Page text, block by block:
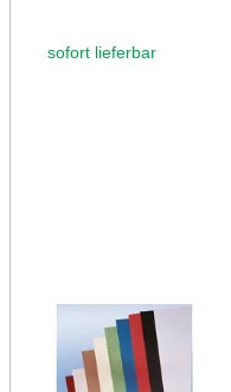
sofort lieferbar